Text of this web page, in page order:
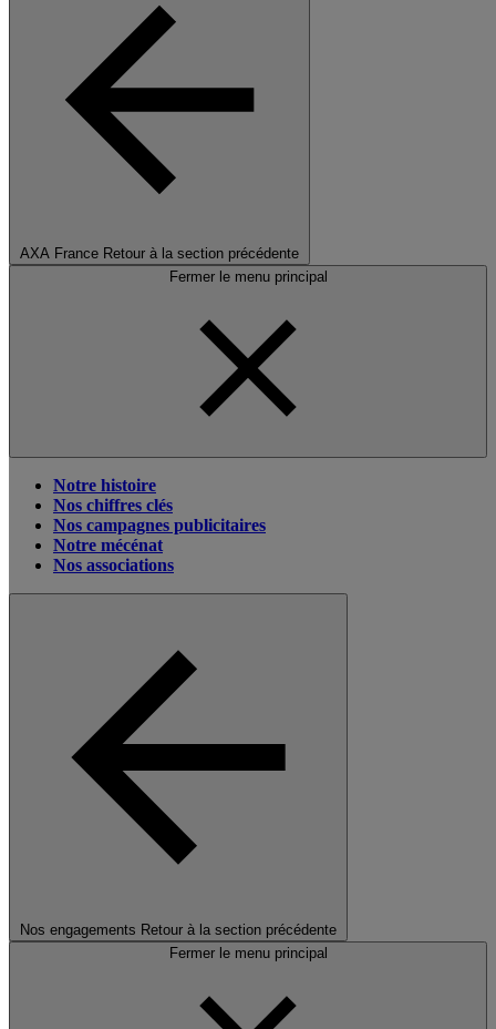
AXA France Retour à la section précédente
Fermer le menu principal
Notre histoire
Nos chiffres clés
Nos campagnes publicitaires
Notre mécénat
Nos associations
Nos engagements Retour à la section précédente
Fermer le menu principal